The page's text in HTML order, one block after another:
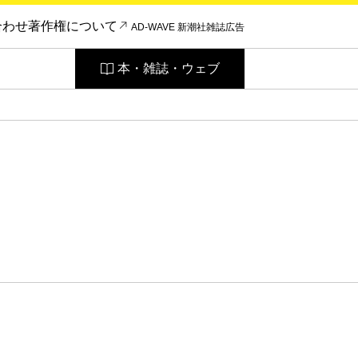
わせ著作権について AD-WAVE 新潮社雑誌広告
本・雑誌・ウェブ